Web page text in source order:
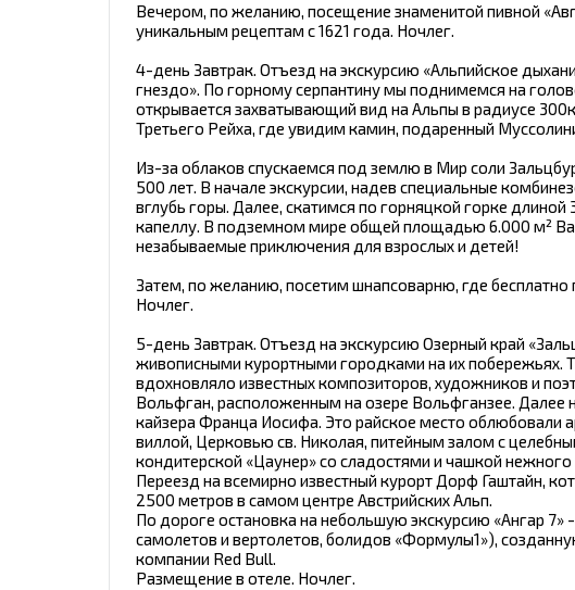
Вечером, по желанию, посещение знаменитой пивной
уникальным рецептам с 1621 года. Ночлег.
4-день Завтрак. Отъезд на экскурсию «Альпийское
гнездо». По горному серпантину мы поднимемся на
открывается захватывающий вид на Альпы в радиусе
Третьего Рейха, где увидим камин, подаренный
Из-за облаков спускаемся под землю в Мир соли
500 лет. В начале экскурсии, надев специальные
вглубь горы. Далее, скатимся по горняцкой горке
капеллу. В подземном мире общей площадью 6.000 м²
незабываемые приключения для взрослых и детей!
Затем, по желанию, посетим шнапсоварню, где бесплатно
Ночлег.
5-день Завтрак. Отъезд на экскурсию Озерный край
живописными курортными городками на их побережьях.
вдохновляло известных композиторов, художников и
Вольфган, расположенным на озере Вольфганзее.
кайзера Франца Иосифа. Это райское место
виллой, Церковью св. Николая, питейным залом с
кондитерской «Цаунер» со сладостями и чашкой
Переезд на всемирно известный курорт Дорф Гаштайн,
2500 метров в самом центре Австрийских Альп.
По дороге остановка на небольшую экскурсию «Ангар
самолетов и вертолетов, болидов «Формулы1»),
компании Red Bull.
Размещение в отеле. Ночлег.